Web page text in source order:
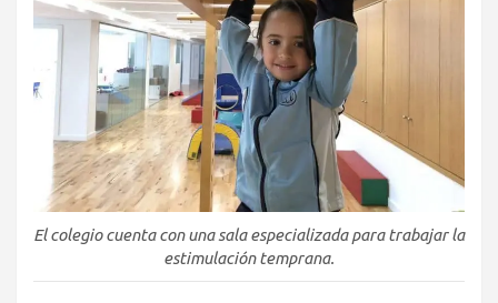
El colegio cuenta con una sala especializada para trabajar la
estimulación temprana.